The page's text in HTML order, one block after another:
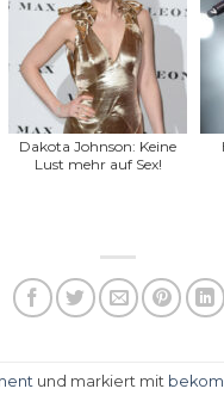
Dakota Johnson: Keine
Lust mehr auf Sex!
und markiert mit